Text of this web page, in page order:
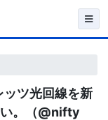
ツ光回線を新
。（@nifty